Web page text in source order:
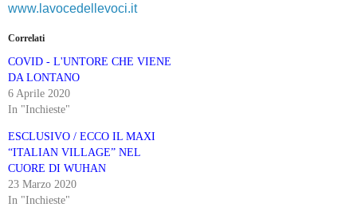
www.lavocedellevoci.it
Correlati
COVID - L'UNTORE CHE VIENE
DA LONTANO
6 Aprile 2020
In "Inchieste"
ESCLUSIVO / ECCO IL MAXI
“ITALIAN VILLAGE” NEL
CUORE DI WUHAN
23 Marzo 2020
In "Inchieste"